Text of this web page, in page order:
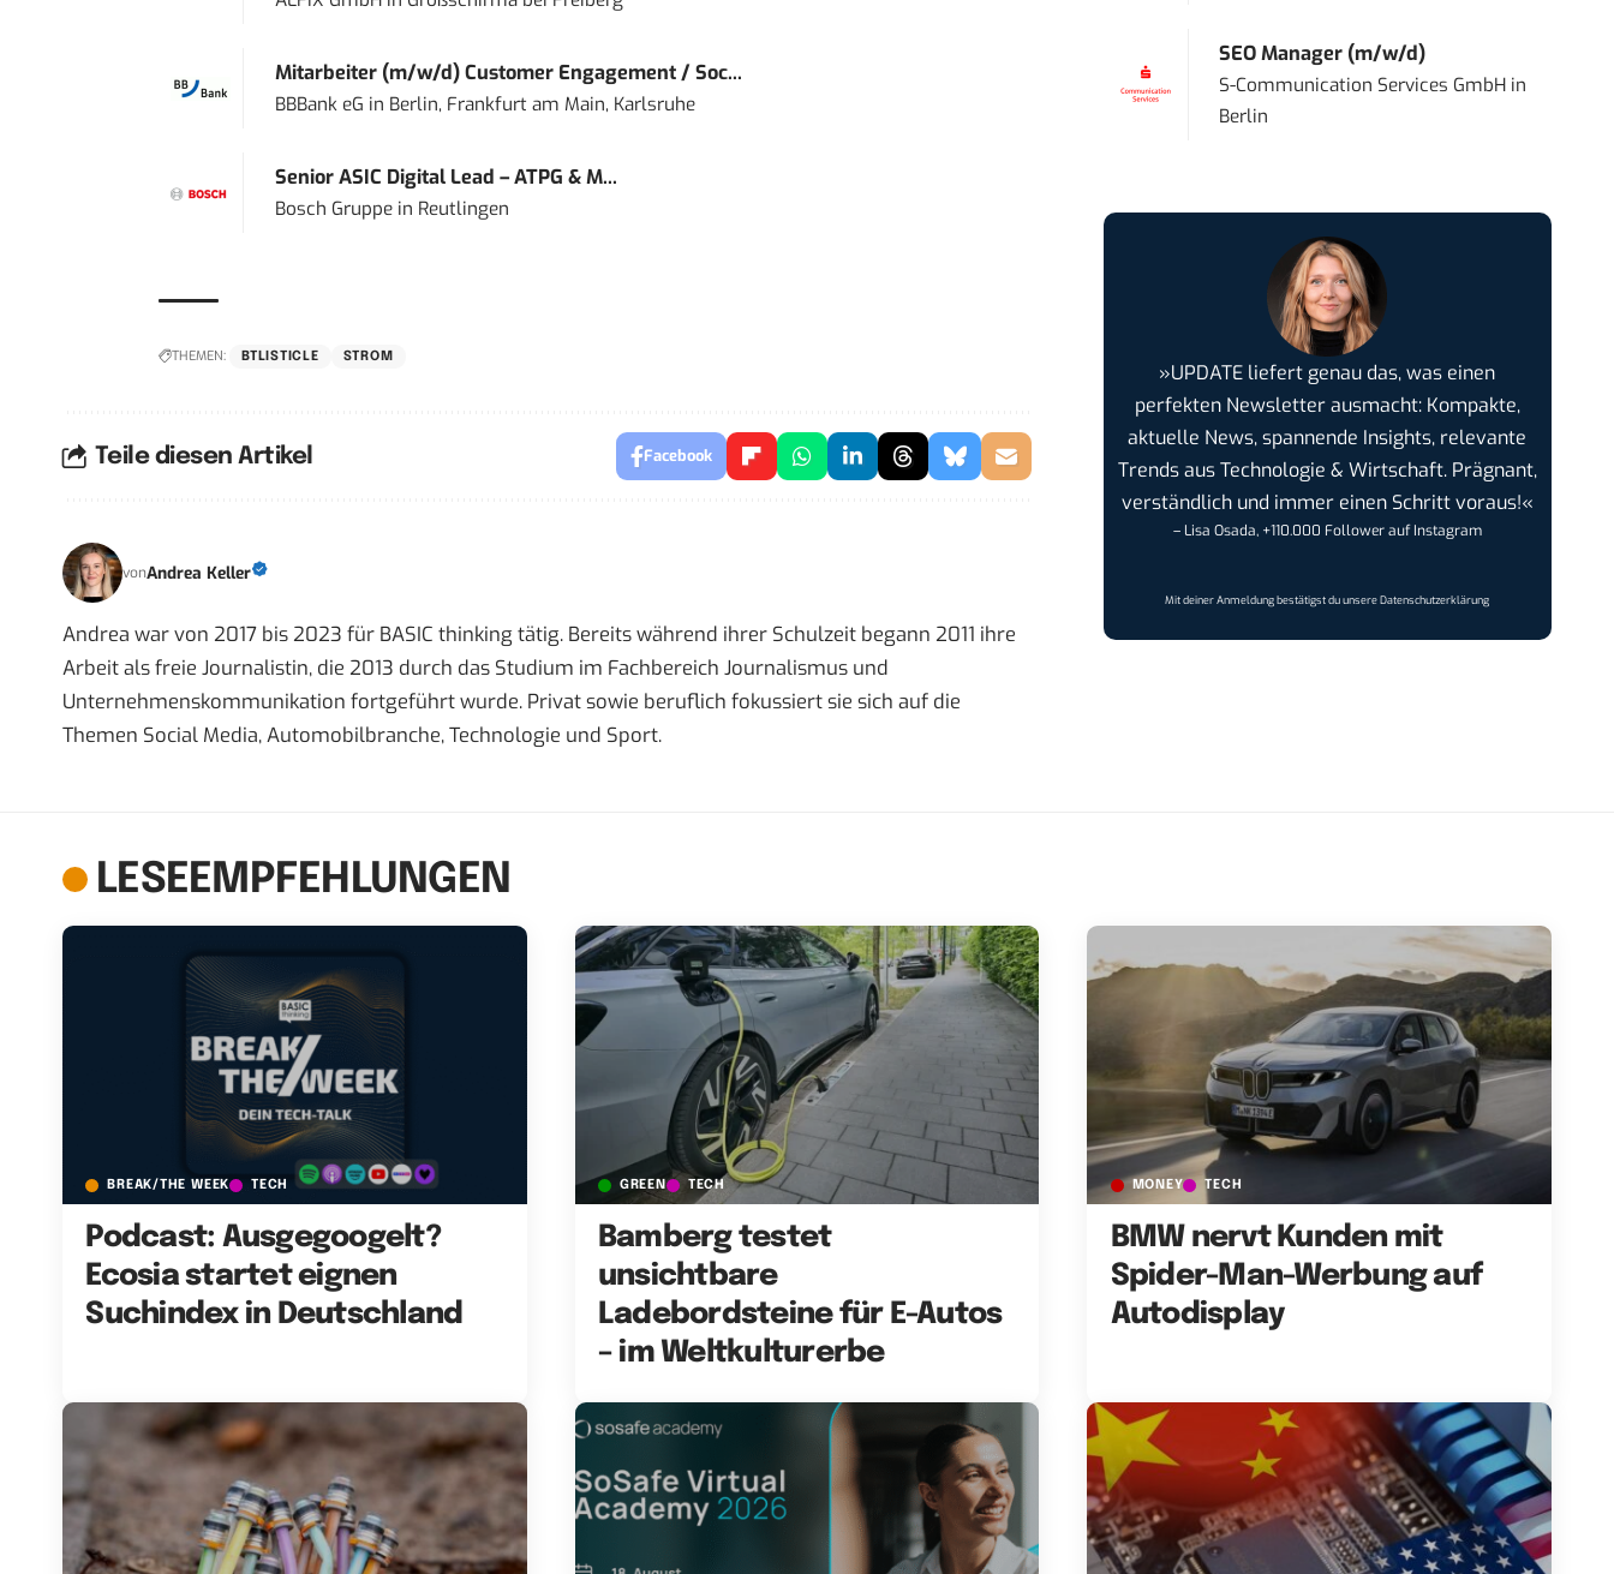
Mitarbeiter (m/w/d) Customer Engagement / Soc...
BBBank eG in Berlin, Frankfurt am Main, Karlsruhe
Senior ASIC Digital Lead – ATPG & M...
Bosch Gruppein Reutlingen
THEMEN: BTLISTICLE STROM
Teile diesen Artikel Facebook
vonAndrea Keller
Andrea war von 2017 bis 2023 für BASIC thinking tätig. Bereits während ihrer Schulzeit begann 2011 ihre
Arbeit als freie Journalistin, die 2013 durch das Studium im Fachbereich Journalismus und
Unternehmenskommunikation fortgeführt wurde. Privat sowie beruflich fokussiert sie sich auf die
Themen Social Media, Automobilbranche, Technologie und Sport.
SEO Manager (m/w/d)
S-Communication Services GmbH in
Berlin
»UPDATE liefert genau das, was einen
perfekten Newsletter ausmacht: Kompakte,
aktuelle News, spannende Insights, relevante
Trends aus Technologie & Wirtschaft. Prägnant,
verständlich und immer einen Schritt voraus!«
– Lisa Osada, +110.000 Follower auf Instagram
Mit deiner Anmeldung bestätigst du unsereDatenschutzerklärung
LESEEMPFEHLUNGEN
BREAK/THE WEEK TECH
Podcast: Ausgegoogelt?
Ecosia startet eignen
Suchindex in Deutschland
GREEN TECH
Bamberg testet
unsichtbare
Ladebordsteine für E-Autos
– im Weltkulturerbe
MONEY TECH
BMW nervt Kunden mit
Spider-Man-Werbung auf
Autodisplay